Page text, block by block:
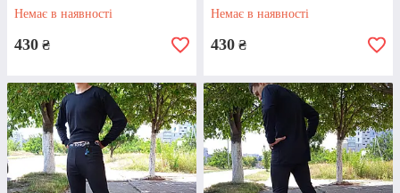
ОФОРМЛЕННЯ
Оформити покупку будь-якого з товарів можна
телефоном, через месенджери (Viber,
Telegram, WhatsApp) або самостійно на сайті
шляхом додавання виробів у кошик.
Немає в наявності
430 ₴
Немає в наявності
430 ₴